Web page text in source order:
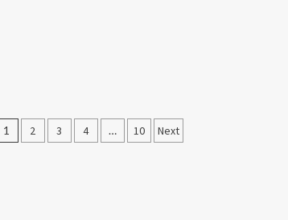
Yazı
1 2 3 4 … 10 Next